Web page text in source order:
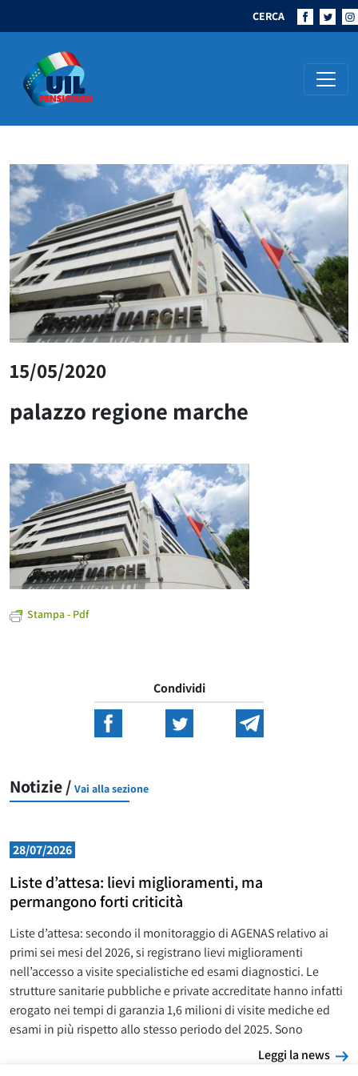
CERCA
Navigazione principale
15/05/2020
palazzo regione marche
Stampa - Pdf
Condividi
Notizie / Vai alla sezione
28/07/2026
Liste d’attesa: lievi miglioramenti, ma
permangono forti criticità
Liste d’attesa: secondo il monitoraggio di AGENAS relativo ai
primi sei mesi del 2026, si registrano lievi miglioramenti
nell’accesso a visite specialistiche ed esami diagnostici. Le
strutture sanitarie pubbliche e private accreditate hanno infatti
erogato nei tempi di garanzia 1,6 milioni di visite mediche ed
esami in più rispetto allo stesso periodo del 2025. Sono
Leggi la news